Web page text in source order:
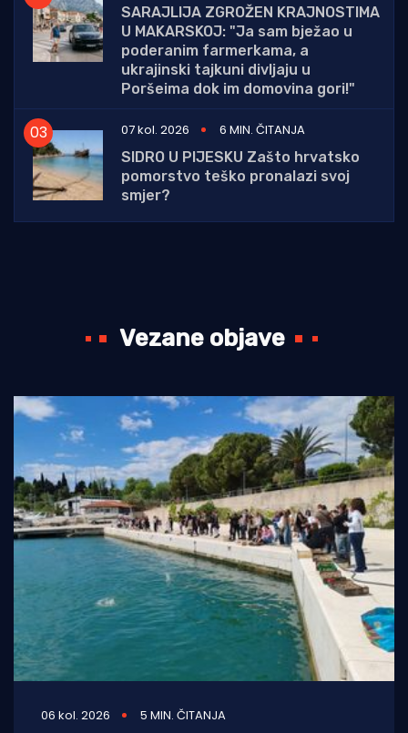
SARAJLIJA ZGROŽEN KRAJNOSTIMA
U MAKARSKOJ: "Ja sam bježao u
poderanim farmerkama, a
ukrajinski tajkuni divljaju u
Poršeima dok im domovina gori!"
07 kol. 2026
6 MIN. ČITANJA
SIDRO U PIJESKU Zašto hrvatsko
pomorstvo teško pronalazi svoj
smjer?
Vezane objave
06 kol. 2026 5 MIN. ČITANJA